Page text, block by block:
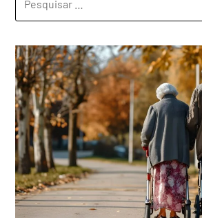
POR: